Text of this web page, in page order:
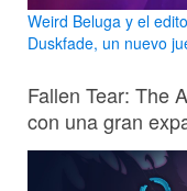
Weird Beluga y el
Duskfade, un nuevo
Fallen Tear: The
con una gran